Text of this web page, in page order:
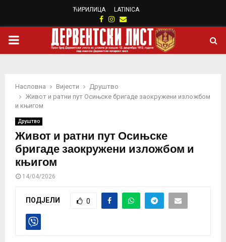
ЋИРИЛИЦА LATINICA
Facebook
Instagram
Email
PRIMARY
Насловна Вијести
Друштво
Живот и ратни пут Осињске бригаде заокружени изложбом
и књигом
Друштво
Живот и ратни пут Осињске
бригаде заокружени изложбом и
књигом
14/04/2026
ПОДЈЕЛИ 0